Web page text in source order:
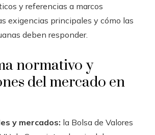
y referencias a marcos
exigencias principales y cómo las
deben responder.
normativo y
del mercado en
y mercados: la Bolsa de Valores